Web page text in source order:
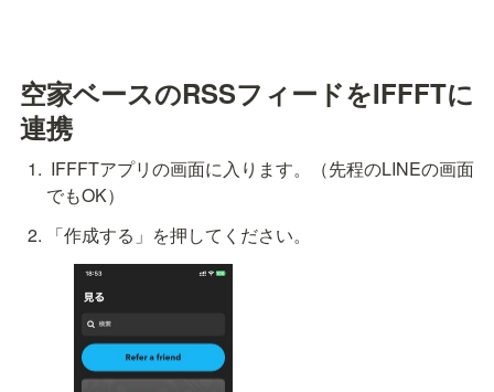
空家ベースのRSSフィードをIFFFTに
連携
でもOK）
「作成する」を押してください。